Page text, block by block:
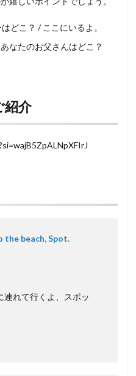
どこ？ / ここにいるよ。
なたのお父さんはどこ？
紹介
the beach, Spot.
連れて行くよ、スポッ